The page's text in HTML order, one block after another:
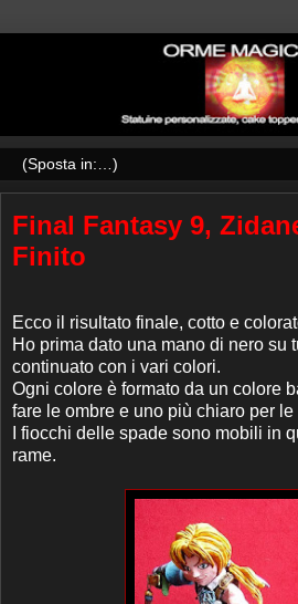
Final Fantasy 9,
Finito
Ecco il risultato finale, cotto e
Ho prima dato una mano di nero su
continuato con i vari colori.
Ogni colore è formato da un colore
fare le ombre e uno più chiaro per le
I fiocchi delle spade sono mobili in
rame.